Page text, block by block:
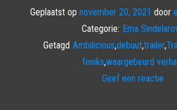
Geplaatst op november 20, 2021 door
Categorie: Ema
Getagd Ambilicious,debuut,trailer,
feniks,waargebeurd
Geef een reactie